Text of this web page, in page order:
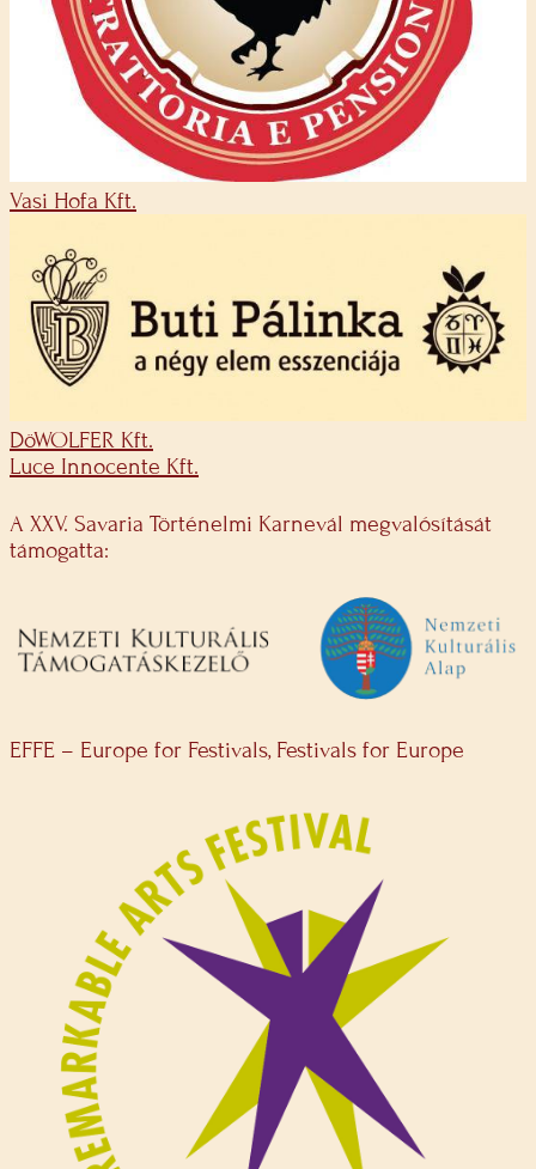
Vasi Hofa Kft.
DöWOLFER Kft.
Luce Innocente Kft.
A XXV. Savaria Történelmi Karnevál megvalósítását
támogatta:
EFFE – Europe for Festivals, Festivals for Europe